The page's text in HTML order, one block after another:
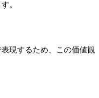
。
現するため、この価値観